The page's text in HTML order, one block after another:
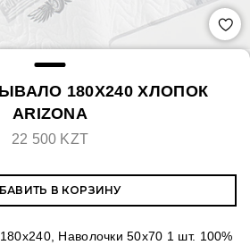
180X240 ХЛОПОК
ARIZONA
22 500 KZT
В КОРЗИНУ
Наволочки 50х70 1 шт. 100%